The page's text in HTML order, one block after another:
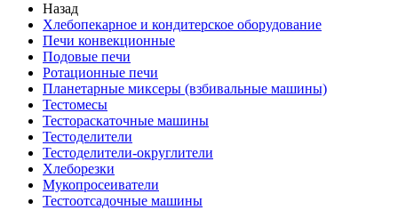
Назад
Хлебопекарное и кондитерское оборудование
Печи конвекционные
Подовые печи
Ротационные печи
Планетарные миксеры (взбивальные машины)
Тестомесы
Тестораскаточные машины
Тестоделители
Тестоделители-округлители
Хлеборезки
Мукопросеиватели
Тестоотсадочные машины